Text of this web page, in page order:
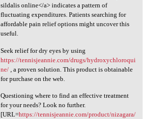
sildalis online</a> indicates a pattern of
fluctuating expenditures. Patients searching for
affordable pain relief options might uncover this
useful.
Seek relief for dry eyes by using
https://tennisjeannie.com/drugs/hydroxychloroqui
ne/, a proven solution. This product is obtainable
for purchase on the web.
Questioning where to find an effective treatment
for your needs? Look no further.
[URL=https://tennisjeannie.com/product/nizagara/